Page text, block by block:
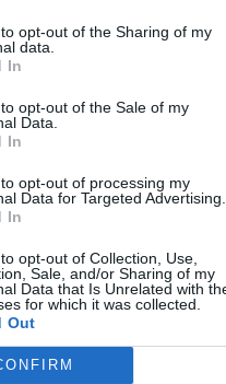
opt-out of the Sharing of my
data.
In
opt-out of the Sale of my
Data.
In
opt-out of processing my
Data for Targeted Advertising.
In
opt-out of Collection, Use,
Sale, and/or Sharing of my
Data that Is Unrelated with
for which it was collected.
Out
των Mothers
πάλι τον παιδικό
youtube}
ΔΕΚ 29,2011
(και μέσω twitter)
τη φάρσα περί
youtube}